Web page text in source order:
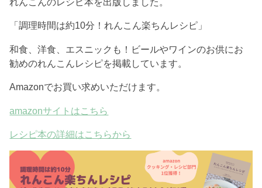
「調理時間は約10分！れんこん楽ちんレシピ」
和食、洋食、エスニックも！ビールやワインのお供にお
勧めのれんこんレシピを掲載しています。
Amazonでお買い求めいただけます。
amazonサイトはこちら
レシピ本の詳細はこちらから